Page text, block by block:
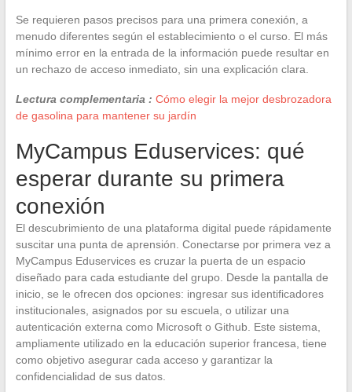
Se requieren pasos precisos para una primera conexión, a
menudo diferentes según el establecimiento o el curso. El más
mínimo error en la entrada de la información puede resultar en
un rechazo de acceso inmediato, sin una explicación clara.
Lectura complementaria : Cómo elegir la mejor desbrozadora
de gasolina para mantener su jardín
MyCampus Eduservices: qué
esperar durante su primera
conexión
El descubrimiento de una plataforma digital puede rápidamente
suscitar una punta de aprensión. Conectarse por primera vez a
MyCampus Eduservices es cruzar la puerta de un espacio
diseñado para cada estudiante del grupo. Desde la pantalla de
inicio, se le ofrecen dos opciones: ingresar sus identificadores
institucionales, asignados por su escuela, o utilizar una
autenticación externa como Microsoft o Github. Este sistema,
ampliamente utilizado en la educación superior francesa, tiene
como objetivo asegurar cada acceso y garantizar la
confidencialidad de sus datos.